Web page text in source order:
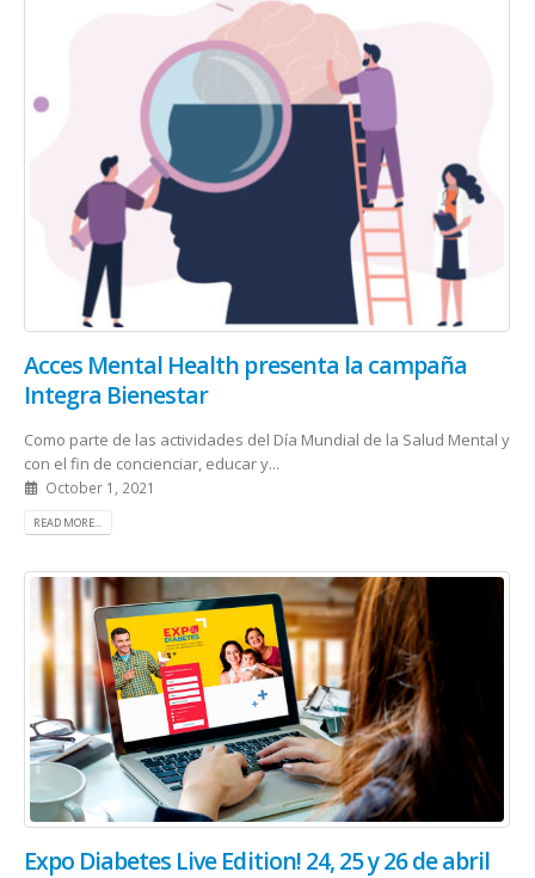
Acces Mental Health presenta la campaña
Integra Bienestar
Como parte de las actividades del Día Mundial de la Salud Mental y
con el fin de concienciar, educar y...
October 1, 2021
READ MORE...
Expo Diabetes Live Edition! 24, 25 y 26 de abril